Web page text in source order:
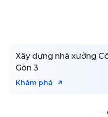
Xây dựng nhà xưởng
Gòn 3
Khám phá